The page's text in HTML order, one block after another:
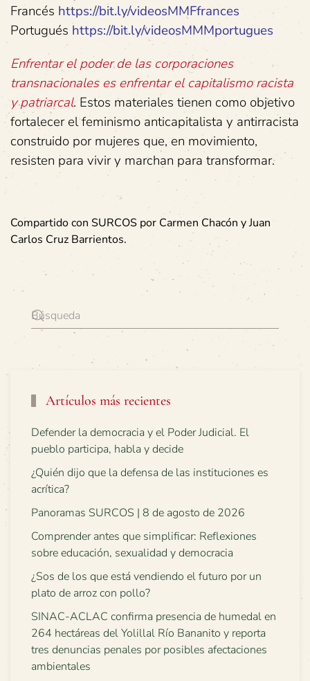
Francés https://bit.ly/videosMMFfrances
Portugués https://bit.ly/videosMMMportugues
Enfrentar el poder de las corporaciones
transnacionales es enfrentar elcapitalismo racista
y patriarcal. Estos materiales tienen como objetivo
fortalecer el feminismo anticapitalista y antirracista
construido por mujeres que, en movimiento,
resisten para vivir y marchan para transformar.
Compartido con SURCOS por Carmen Chacón y Juan
Carlos Cruz Barrientos.
Artículos más recientes
Defender la democracia y el Poder Judicial. El
pueblo participa, habla y decide
¿Quién dijo que la defensa de las instituciones es
acrítica?
Panoramas SURCOS | 8 de agosto de 2026
Comprender antes que simplificar: Reflexiones
sobre educación, sexualidad y democracia
¿Sos de los que está vendiendo el futuro por un
plato de arroz con pollo?
SINAC-ACLAC confirma presencia de humedal en
264 hectáreas del Yolillal Río Bananito y reporta
tres denuncias penales por posibles afectaciones
ambientales